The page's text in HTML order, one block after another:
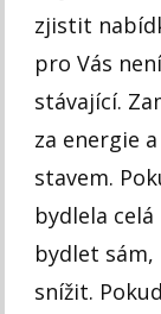
zjistit
pro Vás
stávající.
za energie
stavem.
bydlela
bydlet sám,
snížit.